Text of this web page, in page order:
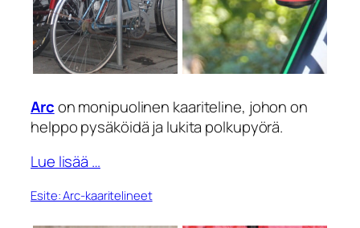
Arcon monipuolinen kaariteline, johon on
helppo pysäköidä ja lukita polkupyörä.
Lue lisää …
Esite: Arc-kaaritelineet